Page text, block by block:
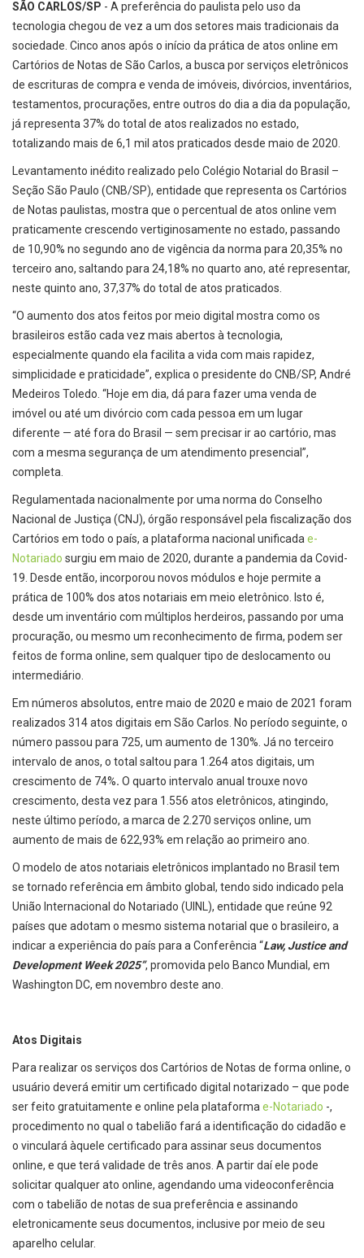
SÃO CARLOS/SP - A preferência do paulista pelo uso da
tecnologia chegou de vez a um dos setores mais tradicionais da
sociedade. Cinco anos após o início da prática de atos online em
Cartórios de Notas de São Carlos, a busca por serviços eletrônicos
de escrituras de compra e venda de imóveis, divórcios, inventários,
testamentos, procurações, entre outros do dia a dia da população,
já representa 37% do total de atos realizados no estado,
totalizando mais de 6,1 mil atos praticados desde maio de 2020.
Levantamento inédito realizado pelo Colégio Notarial do Brasil –
Seção São Paulo (CNB/SP), entidade que representa os Cartórios
de Notas paulistas, mostra que o percentual de atos online vem
praticamente crescendo vertiginosamente no estado, passando
de 10,90% no segundo ano de vigência da norma para 20,35% no
terceiro ano, saltando para 24,18% no quarto ano, até representar,
neste quinto ano, 37,37% do total de atos praticados.
“O aumento dos atos feitos por meio digital mostra como os
brasileiros estão cada vez mais abertos à tecnologia,
especialmente quando ela facilita a vida com mais rapidez,
simplicidade e praticidade”, explica o presidente do CNB/SP, André
Medeiros Toledo. “Hoje em dia, dá para fazer uma venda de
imóvel ou até um divórcio com cada pessoa em um lugar
diferente — até fora do Brasil — sem precisar ir ao cartório, mas
com a mesma segurança de um atendimento presencial”,
completa.
Regulamentada nacionalmente por uma norma do Conselho
Nacional de Justiça (CNJ), órgão responsável pela fiscalização dos
Cartórios em todo o país, a plataforma nacional unificada e-
Notariado surgiu em maio de 2020, durante a pandemia da Covid-
19. Desde então, incorporou novos módulos e hoje permite a
prática de 100% dos atos notariais em meio eletrônico. Isto é,
desde um inventário com múltiplos herdeiros, passando por uma
procuração, ou mesmo um reconhecimento de firma, podem ser
feitos de forma online, sem qualquer tipo de deslocamento ou
intermediário.
Em números absolutos, entre maio de 2020 e maio de 2021 foram
realizados 314 atos digitais em São Carlos. No período seguinte, o
número passou para 725, um aumento de 130%. Já no terceiro
intervalo de anos, o total saltou para 1.264 atos digitais, um
crescimento de 74%. O quarto intervalo anual trouxe novo
crescimento, desta vez para 1.556 atos eletrônicos, atingindo,
neste último período, a marca de 2.270 serviços online, um
aumento de mais de 622,93% em relação ao primeiro ano.
O modelo de atos notariais eletrônicos implantado no Brasil tem
se tornado referência em âmbito global, tendo sido indicado pela
União Internacional do Notariado (UINL), entidade que reúne 92
países que adotam o mesmo sistema notarial que o brasileiro, a
indicar a experiência do país para a Conferência “Law, Justice and
Development Week 2025”, promovida pelo Banco Mundial, em
Washington DC, em novembro deste ano.
Atos Digitais
Para realizar os serviços dos Cartórios de Notas de forma online, o
usuário deverá emitir um certificado digital notarizado – que pode
ser feito gratuitamente e online pela plataforma e-Notariado -,
procedimento no qual o tabelião fará a identificação do cidadão e
o vinculará àquele certificado para assinar seus documentos
online, e que terá validade de três anos. A partir daí ele pode
solicitar qualquer ato online, agendando uma videoconferência
com o tabelião de notas de sua preferência e assinando
eletronicamente seus documentos, inclusive por meio de seu
aparelho celular.